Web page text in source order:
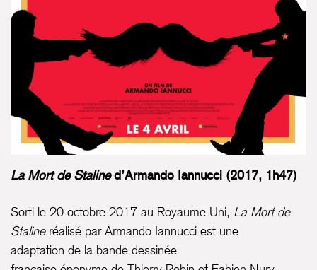
La Mort de Stalined’Armando Iannucci (2017, 1h47)
Sorti le 20 octobre 2017 au Royaume Uni, La Mort de
Stalineréalisé par Armando Iannucci est une
adaptation de la bande dessinée